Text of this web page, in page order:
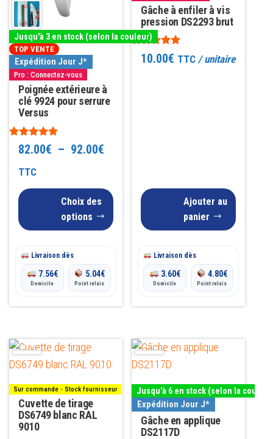
Jusqu'à 3 en stock (selon la couleur)
TOP VENTE
Expédition Jour J*
Pro : Connectez-vous
Poignée extérieure à
clé 9924 pour serrure
Versus
Note
4.7382.00€ – 92.00€
prix :
82.00€
TTC
Choix des
options
Les
options
peuvent
être
choisies
sur
page
Livraison dès
7.56€
Domicile
5.04€
Point relais
Gâche à enfiler à vis
pression DS2293 brut
Note
4.8910.00€ TTC/ unitaire
Ajouter au
panier
Livraison dès
3.60€
Domicile
4.80€
Point relais
Sur commande - Stock fournisseur
Cuvette de tirage
DS6749 blanc RAL
9010
Jusqu'à 6 en stock (selon la
Expédition Jour J*
Gâche en applique
DS2117D
Ce
produit
plusieurs
variations.
Les